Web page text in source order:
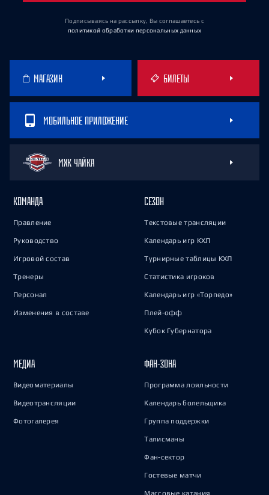
Подписываясь на рассылку, Вы соглашаетесь с
политикой обработки персональных данных
МАГАЗИН БИЛЕТЫ
МОБИЛЬНОЕ ПРИЛОЖЕНИЕ
МХК ЧАЙКА
КОМАНДА
Правление
Руководство
Игровой состав
Тренеры
Персонал
Изменения в составе
СЕЗОН
Текстовые трансляции
Календарь игр КХЛ
Турнирные таблицы КХЛ
Статистика игроков
Календарь игр «Торпедо»
Плей-офф
Кубок Губернатора
МЕДИА
Видеоматериалы
Видеотрансляции
Фотогалерея
ФАН-ЗОНА
Программа лояльности
Календарь болельщика
Группа поддержки
Талисманы
Фан-сектор
Гостевые матчи
Массовые катания